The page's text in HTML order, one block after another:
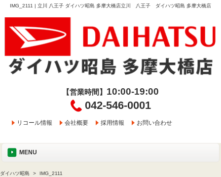
IMG_2111 | 立川 八王子 ダイハツ昭島 多摩大橋店立川 八王子 ダイハツ昭島 多摩大橋店
【営業時間】 10:00-19:00
042-546-0001
リコール情報 会社概要 採用情報 お問い合わせ
MENU
ダイハツ昭島 IMG_2111